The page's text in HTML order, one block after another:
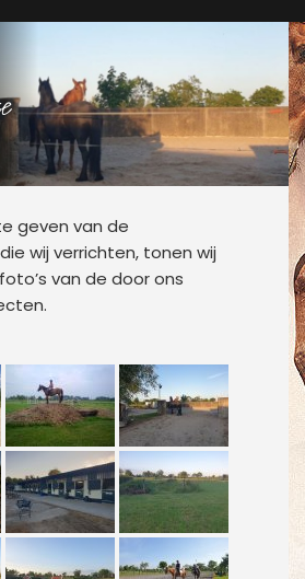
geven van de
wij verrichten, tonen wij
van de door ons